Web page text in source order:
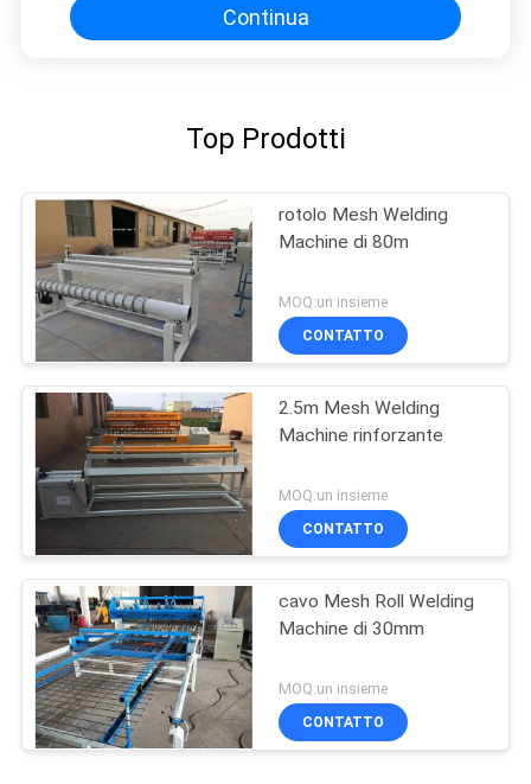
Continua
Top Prodotti
rotolo Mesh Welding
Machine di 80m
MOQ:un insieme
CONTATTO
2.5m Mesh Welding
Machine rinforzante
MOQ:un insieme
CONTATTO
cavo Mesh Roll Welding
Machine di 30mm
MOQ:un insieme
CONTATTO